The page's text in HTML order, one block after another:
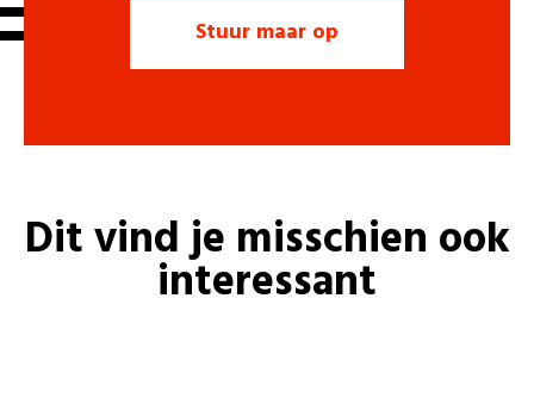
Dit vind je misschien ook
interessant